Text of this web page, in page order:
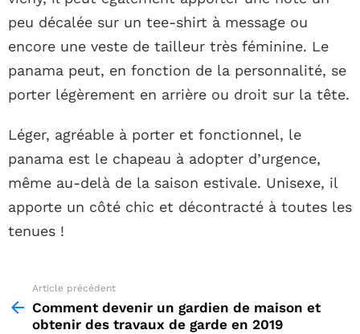
peu décalée sur un tee-shirt à message ou
encore une veste de tailleur très féminine. Le
panama peut, en fonction de la personnalité, se
porter légèrement en arrière ou droit sur la tête.
Léger, agréable à porter et fonctionnel, le
panama est le chapeau à adopter d’urgence,
même au-delà de la saison estivale. Unisexe, il
apporte un côté chic et décontracté à toutes les
tenues !
more
Article précédent
Comment devenir un gardien de maison et
obtenir des travaux de garde en 2019